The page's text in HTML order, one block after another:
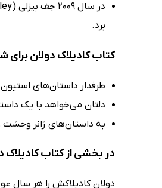
برد.
کتاب کادیلاک دولان
طرفدار داستان‌های
دلتان می‌خواهد با یک
به داستان‌های ژانر وحشت و
در بخشی از کتاب کادیلاک
دولان کادیلاکش را هر سال